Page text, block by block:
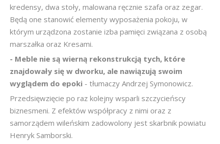
kredensy, dwa stoły, malowana ręcznie szafa oraz zegar.
Będą one stanowić elementy wyposażenia pokoju, w
którym urządzona zostanie izba pamięci związana z osobą
marszałka oraz Kresami.
- Meble nie są wierną rekonstrukcją tych, które
znajdowały się w dworku, ale nawiązują swoim
wyglądem do epoki - tłumaczy Andrzej Symonowicz.
Przedsięwzięcie po raz kolejny wsparli szczycieńscy
biznesmeni. Z efektów współpracy z nimi oraz z
samorządem wileńskim zadowolony jest skarbnik powiatu
Henryk Samborski.